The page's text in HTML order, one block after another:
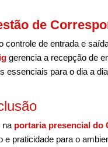
de
controle de entrada e
gerencia a recepção de
essenciais para o dia a
na portaria presencial do
e praticidade para o